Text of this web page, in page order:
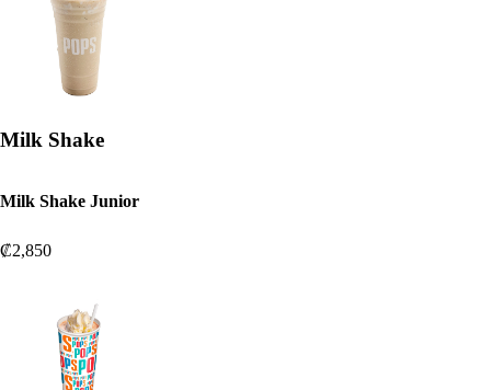
Milk Shake
Milk Shake Junior
₡2,850